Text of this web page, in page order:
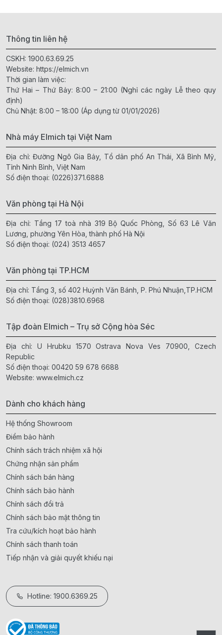
Thông tin liên hệ
CSKH: 1900.63.69.25
Website: https://elmich.vn
Thời gian làm việc:
Thứ Hai – Thứ Bảy: 8:00 – 21:00 (Nghỉ các ngày Lễ theo quy
định)
Chủ Nhật: 8:00 – 18:00 (Áp dụng từ 01/01/2026)
Nhà máy Elmich tại Việt Nam
Địa chỉ: Đường Ngô Gia Bảy, Tổ dân phố An Thái, Xã Bình Mỹ,
Tỉnh Ninh Bình, Việt Nam
Số điện thoại: (0226)371.6888
Văn phòng tại Hà Nội
Địa chỉ: Tầng 17 toà nhà 319 Bộ Quốc Phòng, Số 63 Lê Văn
Lương, phường Yên Hòa, thành phố Hà Nội
Số điện thoại: (024) 3513 4657
Văn phòng tại TP.HCM
Địa chỉ: Tầng 3, số 402 Huỳnh Văn Bánh, P. Phú Nhuận,TP.HCM
Số điện thoại: (028)3810.6968
Tập đoàn Elmich – Trụ sở Cộng hòa Séc
Địa chỉ: U Hrubku 1570 Ostrava Nova Ves 70900, Czech
Republic
Số điện thoại: 00420 59 678 6688
Website: www.elmich.cz
Dành cho khách hàng
Hệ thống Showroom
Điểm bảo hành
Chính sách trách nhiệm xã hội
Chứng nhận sản phẩm
Chính sách bán hàng
Chính sách bảo hành
Chính sách đổi trả
Chính sách bảo mật thông tin
Tra cứu/kích hoạt bảo hành
Chính sách thanh toán
Tiếp nhận và giải quyết khiếu nại
Hotline: 1900.6369.25